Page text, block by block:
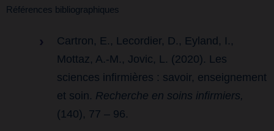
Références bibliographiques
Cartron, E., Lecordier, D., Eyland, I.,
Mottaz, A.-M., Jovic, L. (2020). Les
sciences infirmières : savoir, enseignement
et soin. Recherche en soins infirmiers,
(140), 77 – 96.